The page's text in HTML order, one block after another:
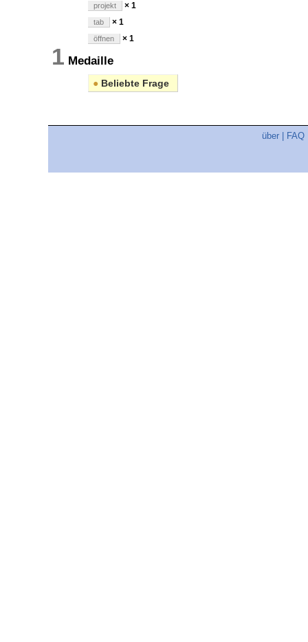
projekt × 1
tab × 1
öffnen × 1
1 Medaille
● Beliebte Frage
über FAQ